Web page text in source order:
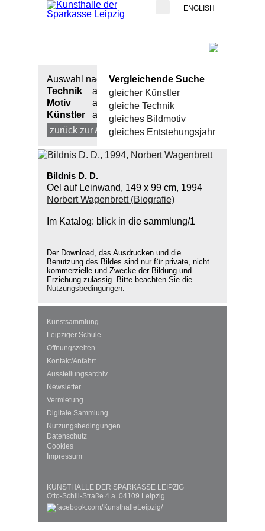
ENGLISH
Auswahl nach:
Technik
alle
Motiv
alle
Künstler
alle
zurück zur Auswahl
neue Suche
Vergleichende Suche
gleicher Künstler
gleiche Technik
gleiches Bildmotiv
gleiches Entstehungsjahr
Bildnis D. D.
Oel auf Leinwand, 149 x 99 cm, 1994
Norbert Wagenbrett (Biografie)
Im Katalog: blick in die sammlung/1
Der Download, das Ausdrucken und die
Benutzung des Bildes sind nur für private, nicht
kommerzielle und Zwecke der Bildung und
Erziehung zulässig. Bitte beachten Sie die
Nutzungsbedingungen.
Kunstsammlung
Leipziger Schule
Öffnungszeiten
Kontakt/Anfahrt
Ausstellungsarchiv
Newsletter
Vermietung
Digitale Sammlung
Nutzungsbedingungen
Datenschutz
Cookies
Impressum
KUNSTHALLE DER SPARKASSE LEIPZIG
Otto-Schill-Straße 4 a. 04109 Leipzig